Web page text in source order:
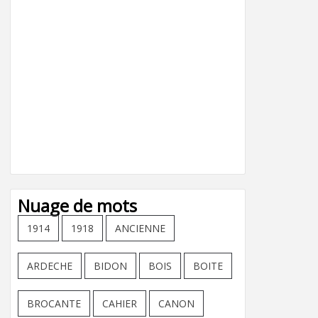
Nuage de mots
1914 1918 ANCIENNE
ARDECHE BIDON BOIS BOITE
BROCANTE CAHIER CANON